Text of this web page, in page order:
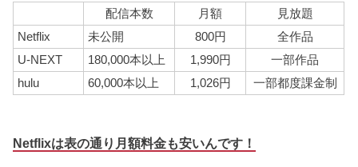
配信本数 月額
見放題
Netflix
未公開 800円
全作品
U-NEXT
180,000本以上 1,990円
一部作品
hulu
60,000本以上 1,026円 一部都度課金制
Netflixは表の通り月額料金も安いんです！